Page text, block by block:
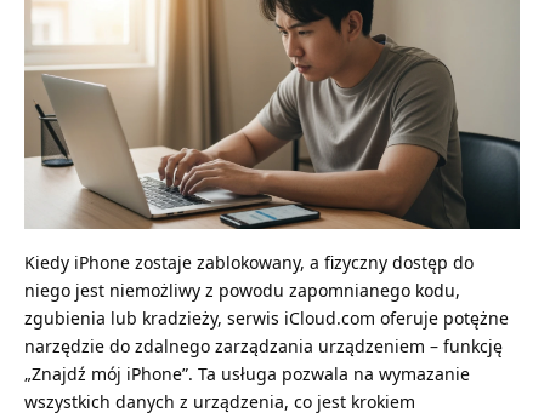
Kiedy iPhone zostaje zablokowany, a fizyczny dostęp do
niego jest niemożliwy z powodu zapomnianego kodu,
zgubienia lub kradzieży, serwis iCloud.com oferuje potężne
narzędzie do zdalnego zarządzania urządzeniem – funkcję
„Znajdź mój iPhone”. Ta usługa pozwala na wymazanie
wszystkich danych z urządzenia, co jest krokiem